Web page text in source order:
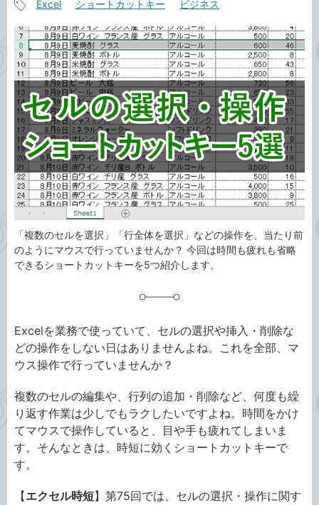
事
カ
テ
ゴ
リ
事
タ
グ
Excel ショートカットキー ビジネス
「複数のセルを選択」「行全体を選択」などの操作を、当たり前
のようにマウスで行っていませんか？ 今回は時間も疲れも省略
できるショートカットキーを5つ紹介します。
Excelを業務で使っていて、セルの選択や挿入・削除な
どの操作をしない日はありませんよね。これを全部、マ
ウス操作で行っていませんか？
複数のセルの編集や、行列の追加・削除など、何度も繰
り返す作業は少しでもラクしたいですよね。時間をかけ
てマウスで操作していると、目や手も疲れてしまいま
す。そんなときは、時短に効くショートカットキーで
す。
【エクセル時短】第75回では、セルの選択・操作に関す